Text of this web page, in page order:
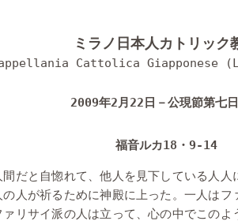
ミラノ日本人カトリック
Cattolica Giapponese
2009年2 月 22 日－公現節第七
福音ルカ18 ・ 9-14
間だと自惚れて、他人を見下している人
人が祈るために神殿に上った。一人は
リサイ派の人は立って、心の中でこの